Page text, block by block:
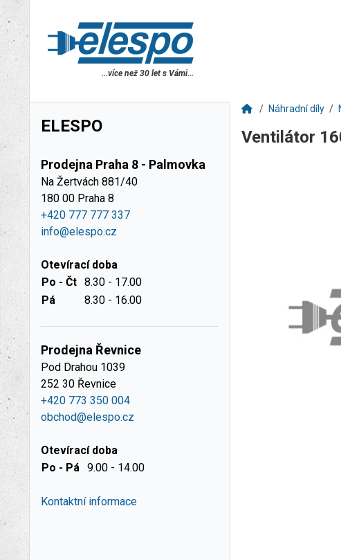
...více než 30 let s Vámi...
ELESPO
Prodejna Praha 8 - Palmovka
Na Žertvách 881/40
180 00 Praha 8
+420 777 777 337
info@elespo.cz
Otevírací doba
Po - Čt 8.30 - 17.00
Pá
8.30 - 16.00
Prodejna Řevnice
Pod Drahou 1039
252 30 Řevnice
+420 773 350 004
obchod@elespo.cz
Otevírací doba
Po - Pá 9.00 - 14.00
Kontaktní informace
Náhradní díly
Ventilátor